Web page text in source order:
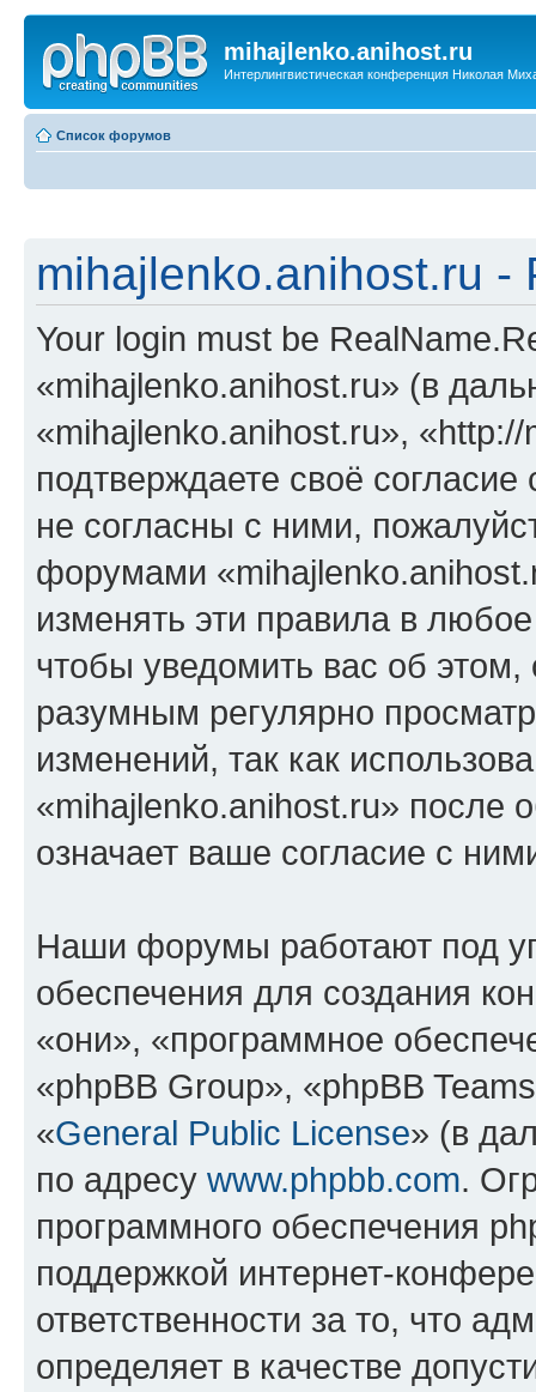
mihajlenko.anihost.ru
Интерлингвистическая конференция Николая
Список форумов
mihajlenko.anihost.ru -
Your login must be
«mihajlenko.anihost.ru» (в
«mihajlenko.anihost.ru»,
подтверждаете своё
не согласны с ними,
форумами
изменять эти правила в
чтобы уведомить вас об
разумным регулярно
изменений, так как
«mihajlenko.anihost.ru» после
означает ваше согласие с
Наши форумы работают под
обеспечения для создания
«они», «программное
«phpBB Group», «phpBB
«General Public License» (в
по адресу www.phpbb.com.
программного обеспечения
поддержкой интернет-
ответственности за то, что
определяет в качестве